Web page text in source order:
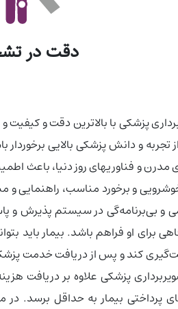
دقت در
پزشکی با بالاترین دقت و کیفیت
و دانش پزشکی بالایی برخوردار
مدرن و فناوریهای روز دنیا، باعث
و برخورد مناسب، راهنمایی و
و بی‌برنامه‌گی در سیستم پذیرش و
برای او فراهم باشد. بیمار باید
کند و پس از دریافت خدمت
پزشکی علاوه بر دریافت
پرداختی بیمار به حداقل برسد. در